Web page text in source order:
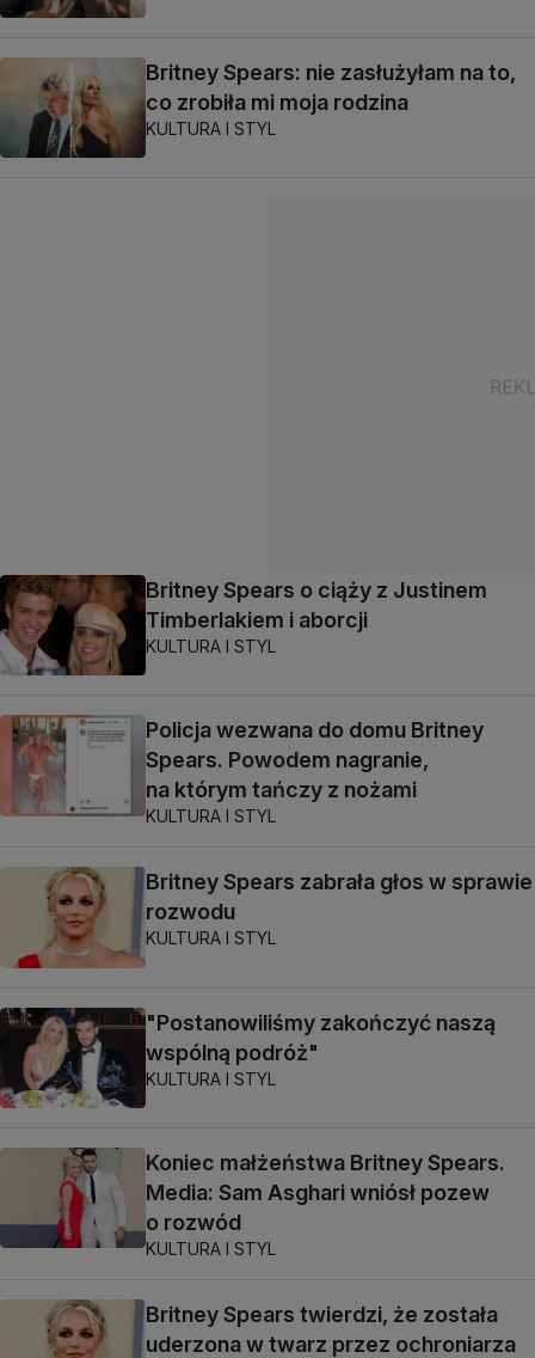
Britney Spears: nie zasłużyłam na to,
co zrobiła mi moja rodzina
KULTURA I STYL
Britney Spears o ciąży z Justinem
Timberlakiem i aborcji
KULTURA I STYL
Policja wezwana do domu Britney
Spears. Powodem nagranie,
na którym tańczy z nożami
KULTURA I STYL
Britney Spears zabrała głos w sprawie
rozwodu
KULTURA I STYL
"Postanowiliśmy zakończyć naszą
wspólną podróż"
KULTURA I STYL
Koniec małżeństwa Britney Spears.
Media: Sam Asghari wniósł pozew
o rozwód
KULTURA I STYL
Britney Spears twierdzi, że została
uderzona w twarz przez ochroniarza